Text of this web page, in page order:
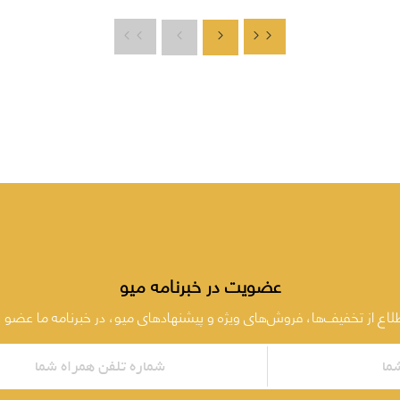
عضویت در خبرنامه میو
از تخفیف‌ها، فروش‌های ویژه و پیشنهادهای میو، در خبرنامه ما